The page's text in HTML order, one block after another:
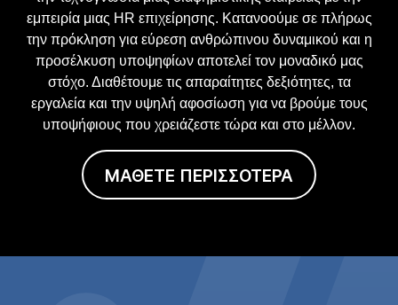
εμπειρία μιας HR επιχείρησης. Κατανοούμε σε πλήρως
την πρόκληση για εύρεση ανθρώπινου δυναμικού και η
προσέλκυση υποψηφίων αποτελεί τον μοναδικό μας
στόχο. Διαθέτουμε τις απαραίτητες δεξιότητες, τα
εργαλεία και την υψηλή αφοσίωση για να βρούμε τους
υποψήφιους που χρειάζεστε τώρα και στο μέλλον.
ΜΑΘΕΤΕ ΠΕΡΙΣΣΟΤΕΡΑ